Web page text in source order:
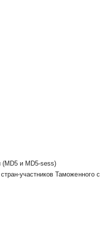
и MD5-sess)
участников Таможенного